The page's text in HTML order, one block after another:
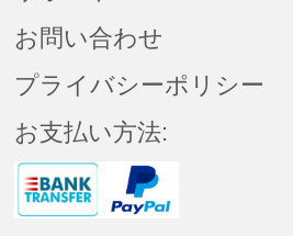
お問い合わせ
プライバシーポリシー
お支払い方法: